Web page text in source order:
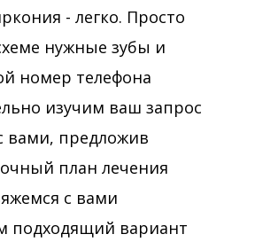
- легко. Просто
нужные зубы и
номер телефона
изучим ваш запрос
вами, предложив
план лечения
с вами
подходящий вариант